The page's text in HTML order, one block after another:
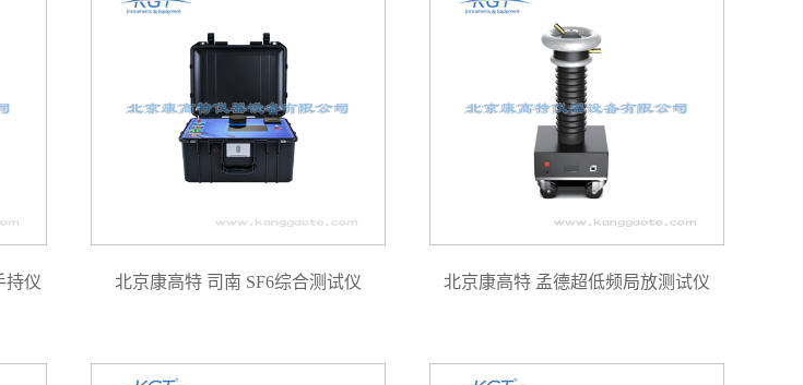
持仪 北京康高特 司南 SF6综合测试仪 北京康高特 孟德超低频局放测试仪